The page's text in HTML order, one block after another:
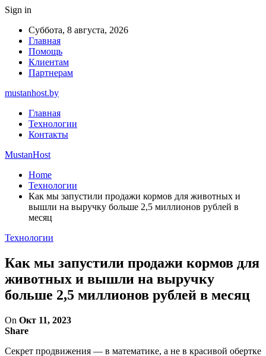
Sign in
Суббота, 8 августа, 2026
Главная
Помощь
Клиентам
Партнерам
mustanhost.by
Главная
Технологии
Контакты
MustanHost
Home
Технологии
Как мы запустили продажи кормов для животных и
вышли на выручку больше 2,5 миллионов рублей в
месяц
Технологии
Как мы запустили продажи кормов для
животных и вышли на выручку
больше 2,5 миллионов рублей в месяц
On Окт 11, 2023
Share
Секрет продвижения — в математике, а не в красивой обертке